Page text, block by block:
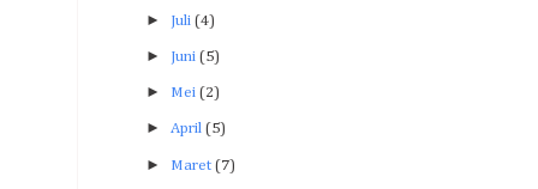
► Juli (4)
► Juni (5)
► Mei (2)
► April (5)
► Maret (7)